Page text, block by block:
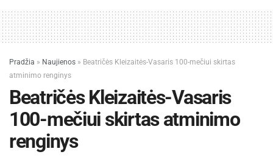
Pradžia » Naujienos » Beatričės Kleizaitės-Vasaris 100-mečiui skirtas
atminimo renginys
Beatričės Kleizaitės-Vasaris
100-mečiui skirtas atminimo
renginys